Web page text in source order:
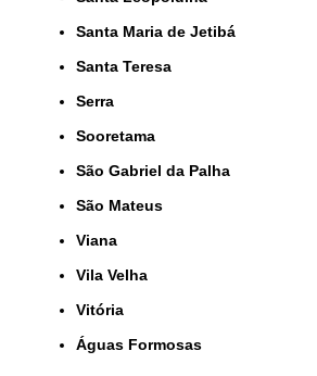
Santa Maria de Jetibá
Santa Teresa
Serra
Sooretama
São Gabriel da Palha
São Mateus
Viana
Vila Velha
Vitória
Águas Formosas